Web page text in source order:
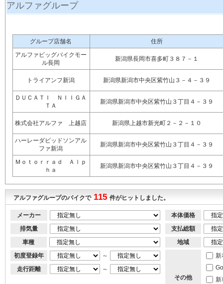
アルファグループ
グループ店舗名
住所
アルファビッグバイクモー
ル長岡
新潟県長岡市喜多町３８７－１
トライアンフ新潟 新潟県新潟市中央区紫竹山３－４－３９
ＤＵＣＡＴＩ ＮＩＩＧＡ
ＴＡ
新潟県新潟市中央区紫竹山３丁目４－３９
株式会社アルファ 上越店 新潟県上越市新光町２－２－１０
ハーレーダビッドソンアル
ファ新潟
新潟県新潟市中央区紫竹山３丁目４－３９
Ｍｏｔｏｒｒａｄ Ａｌｐ
ｈａ
新潟県新潟市中央区紫竹山３丁目４－３９
アルファグループのバイクで 115 件がヒットしました。
メーカー
排気量
車種
初度登録年
～
走行距離
～
本体価格
支払総額
地域
その他
新
新